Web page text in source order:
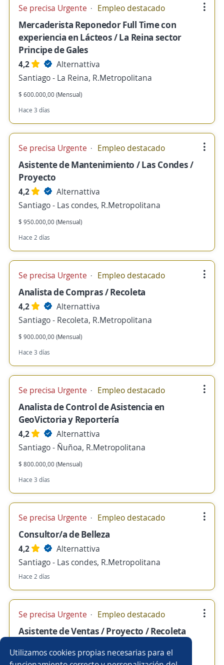
Utilizamos cookies propias necesarias para el
Se precisa Urgente Empleo destacado
Mercaderista Reponedor Full Time con
experiencia en Lácteos / La Reina sector
Principe de Gales
4,2
Alternattiva
Santiago - La Reina, R.Metropolitana
$ 600.000,00 (Mensual)
Hace 3 días
Se precisa Urgente Empleo destacado
Asistente de Mantenimiento / Las Condes /
Proyecto
4,2
Alternattiva
Santiago - Las condes, R.Metropolitana
$ 950.000,00 (Mensual)
Hace 2 días
Se precisa Urgente Empleo destacado
Analista de Compras / Recoleta
4,2
Alternattiva
Santiago - Recoleta, R.Metropolitana
$ 900.000,00 (Mensual)
Hace 3 días
Se precisa Urgente Empleo destacado
Analista de Control de Asistencia en
GeoVictoria y Reportería
4,2
Alternattiva
Santiago - Ñuñoa, R.Metropolitana
$ 800.000,00 (Mensual)
Hace 3 días
Se precisa Urgente Empleo destacado
Consultor/a de Belleza
4,2
Alternattiva
Santiago - Las condes, R.Metropolitana
Hace 2 días
Se precisa Urgente Empleo destacado
Asistente de Ventas / Proyecto / Recoleta
Santiago - Recoleta, R.Metropolitana